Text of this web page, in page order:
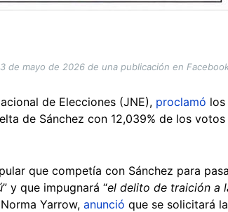
de mayo de 2026 de una publicación en
de Elecciones (JNE), proclamó
de Sánchez con 12,039% de los
que competía con Sánchez para
” y que impugnará “el delito de traición a
Yarrow, anunció que se solicitará